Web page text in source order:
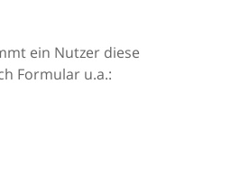
ein Nutzer diese
Formular u.a.: